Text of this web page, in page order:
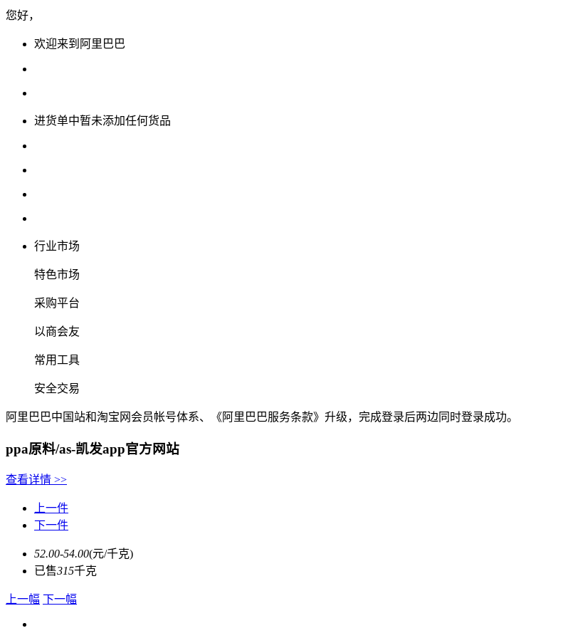
您好，
欢迎来到阿里巴巴
进货单中暂未添加任何货品
行业市场
特色市场
采购平台
以商会友
常用工具
安全交易
阿里巴巴中国站和淘宝网会员帐号体系、《阿里巴巴服务条款》升级，完成登录后两边同时登录成功。
ppa原料/as-凯发app官方网站
查看详情 >>
上一件
下一件
52.00-54.00(元/千克)
已售315千克
上一幅 下一幅